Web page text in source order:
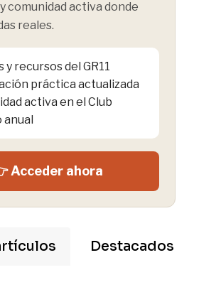
comunidad activa donde
reales.
y recursos del GR11
práctica actualizada
activa en el Club
anual
Acceder ahora
Destacados